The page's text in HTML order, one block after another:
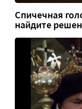
Спичечная
найдите